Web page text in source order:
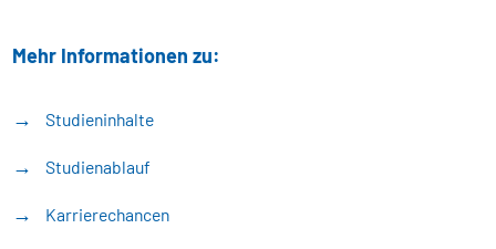
Mehr Informationen zu:
Studieninhalte
Studienablauf
Karrierechancen